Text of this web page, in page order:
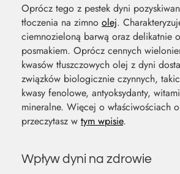
Oprócz tego z pestek dyni
tłoczenia na zimno olej.
ciemnozieloną barwą oraz delikatnie
posmakiem. Oprócz cennych
kwasów tłuszczowych olej z dyni
związków biologicznie czynnych,
kwasy fenolowe, antyoksydanty,
mineralne. Więcej o właściwościach
przeczytasz w tym wpisie.
Wpływ dyni na zdrowie